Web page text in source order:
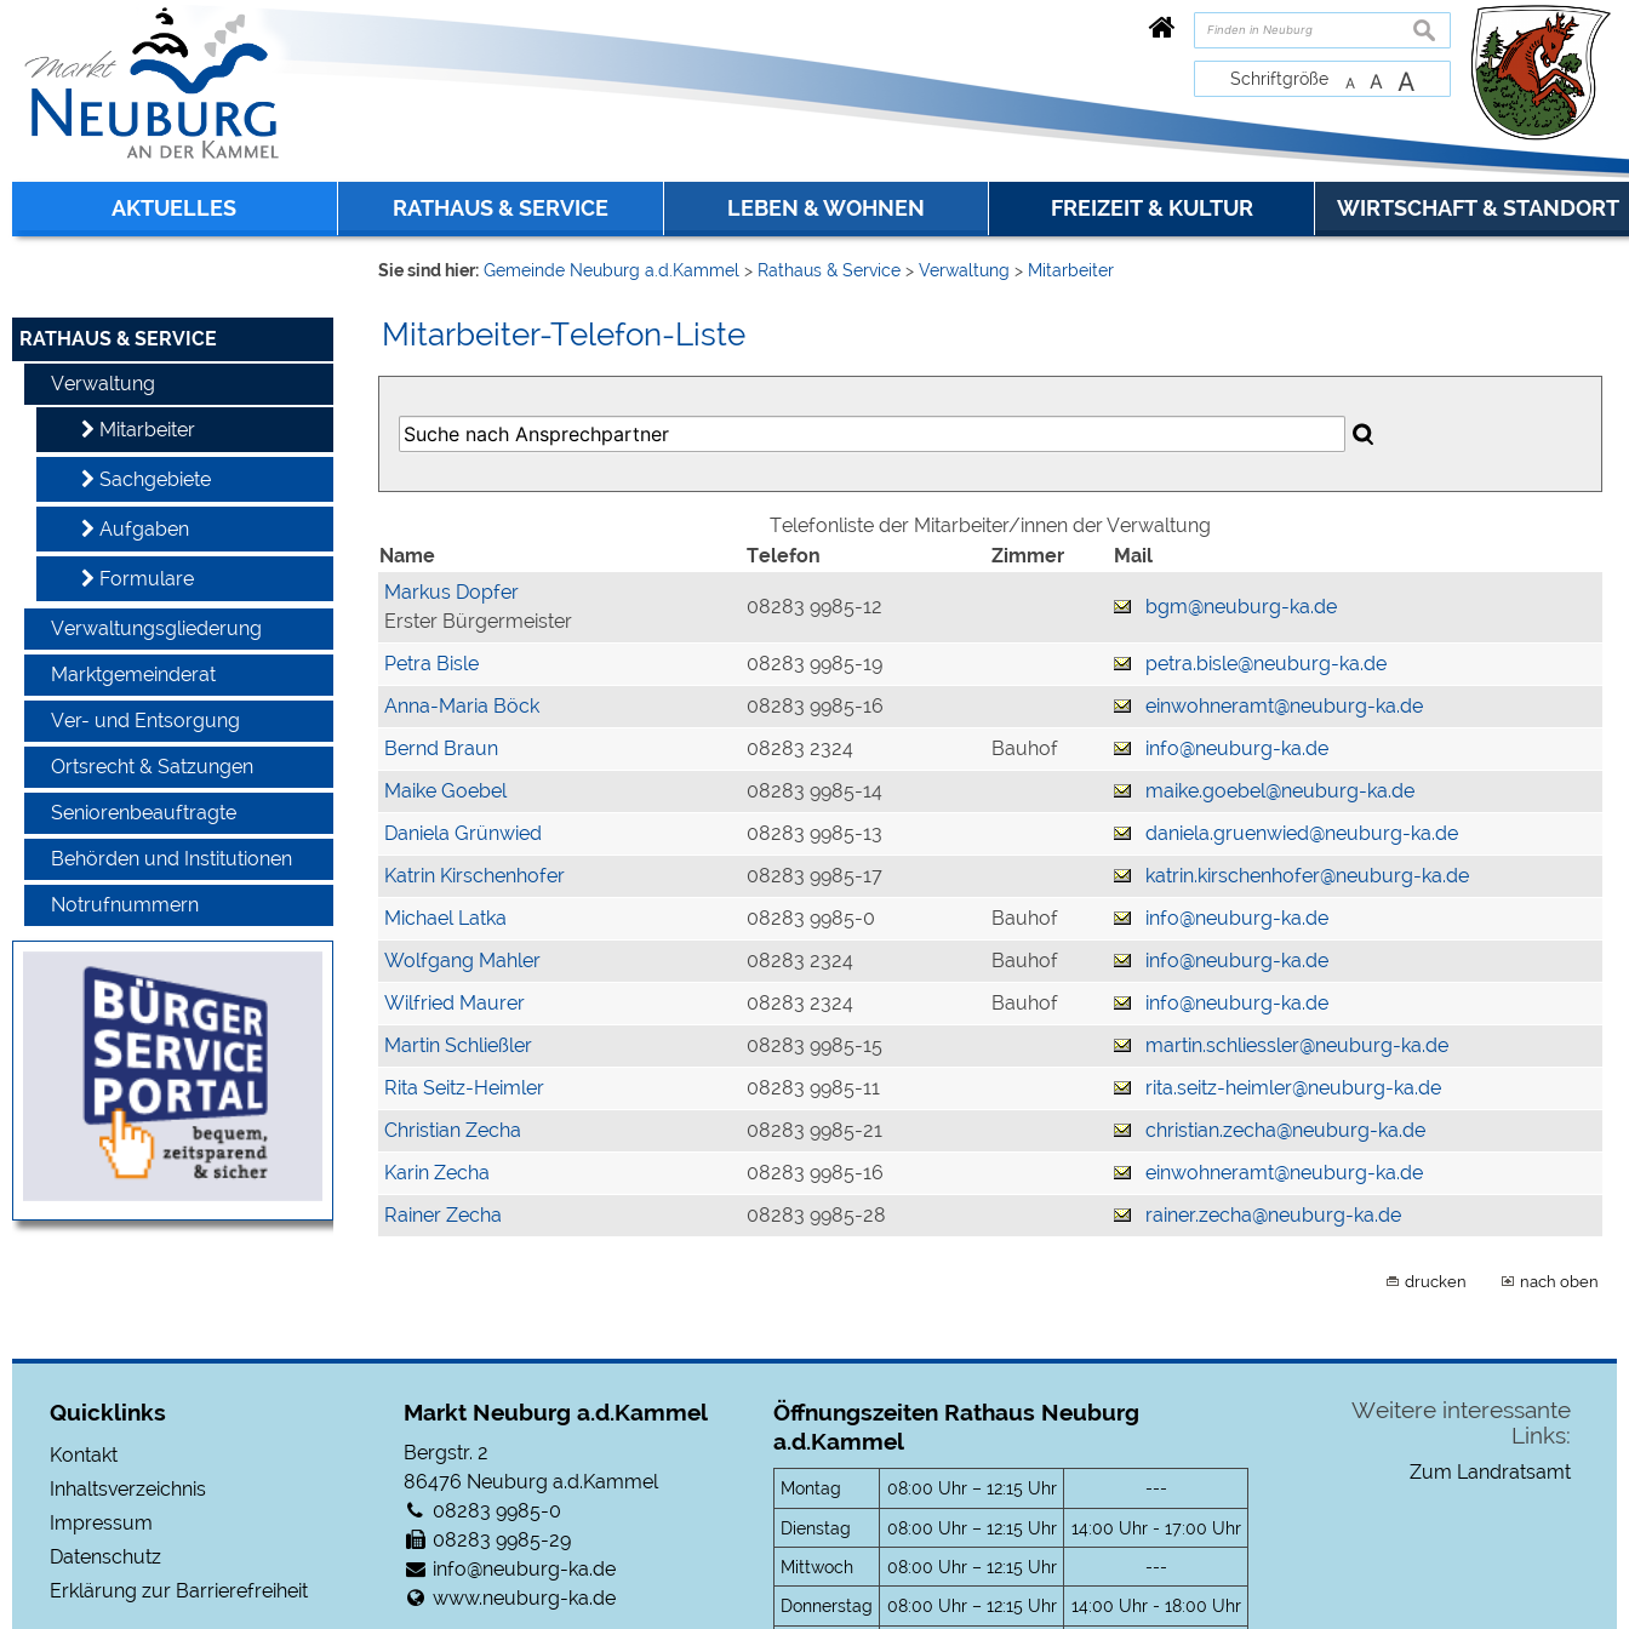
zur Navigation oder zur Startseitespringen.
suchen
Schriftgröße A A A
AKTUELLES RATHAUS & SERVICE LEBEN & WOHNEN FREIZEIT & KULTUR WIRTSCHAFT & STANDORT
RATHAUS & SERVICE
Verwaltung
Mitarbeiter
Sachgebiete
Aufgaben
Formulare
Verwaltungsgliederung
Marktgemeinderat
Ver- und Entsorgung
Ortsrecht & Satzungen
Seniorenbeauftragte
Behörden und Institutionen
Notrufnummern
Sie sind hier: Gemeinde Neuburg a.d.Kammel > Rathaus & Service > Verwaltung > Mitarbeiter
Mitarbeiter-Telefon-Liste
Telefonliste der Mitarbeiter/innen der Verwaltung
Name
Telefon Zimmer
Mail
Markus Dopfer
Erster Bürgermeister
08283 9985-12 bgm@neuburg-ka.de
Petra Bisle 08283 9985-19
petra.bisle@neuburg-ka.de
Anna-Maria Böck
08283 9985-16
einwohneramt@neuburg-ka.de
Bernd Braun
08283 2324 Bauhof
info@neuburg-ka.de
Maike Goebel
08283 9985-14
maike.goebel@neuburg-ka.de
Daniela Grünwied
08283 9985-13
daniela.gruenwied@neuburg-ka.de
Katrin Kirschenhofer
08283 9985-17
katrin.kirschenhofer@neuburg-ka.de
Michael Latka
08283 9985-0 Bauhof
info@neuburg-ka.de
Wolfgang Mahler
08283 2324 Bauhof
info@neuburg-ka.de
Wilfried Maurer
08283 2324 Bauhof
info@neuburg-ka.de
Martin Schließler
08283 9985-15
martin.schliessler@neuburg-ka.de
Rita Seitz-Heimler
08283 9985-11
rita.seitz-heimler@neuburg-ka.de
Christian Zecha
08283 9985-21
christian.zecha@neuburg-ka.de
Karin Zecha
08283 9985-16
einwohneramt@neuburg-ka.de
Rainer Zecha
08283 9985-28 rainer.zecha@neuburg-ka.de
drucken nach oben
Quicklinks
Kontakt
Inhaltsverzeichnis
Impressum
Datenschutz
Erklärung zur Barrierefreiheit
Markt Neuburg a.d.Kammel
Bergstr. 2
86476 Neuburg a.d.Kammel
08283 9985-0
08283 9985-29
info@neuburg-ka.de
www.neuburg-ka.de
Öffnungszeiten Rathaus Neuburg
a.d.Kammel
Montag 08:00 Uhr – 12:15 Uhr
---
Dienstag
08:00 Uhr – 12:15 Uhr
14:00 Uhr - 17:00 Uhr
Mittwoch
08:00 Uhr – 12:15 Uhr
---
Donnerstag
08:00 Uhr – 12:15 Uhr 14:00 Uhr - 18:00 Uhr
Weitere interessante
Links:
Zum Landratsamt